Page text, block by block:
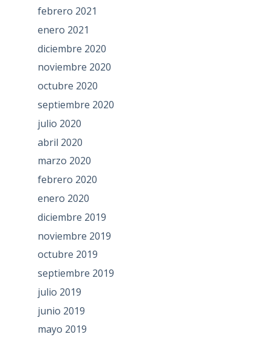
febrero 2021
enero 2021
diciembre 2020
noviembre 2020
octubre 2020
septiembre 2020
julio 2020
abril 2020
marzo 2020
febrero 2020
enero 2020
diciembre 2019
noviembre 2019
octubre 2019
septiembre 2019
julio 2019
junio 2019
mayo 2019